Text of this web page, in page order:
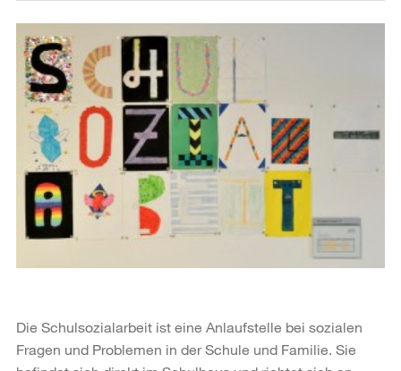
Die Schulsozialarbeit ist eine Anlaufstelle bei sozialen
Fragen und Problemen in der Schule und Familie. Sie